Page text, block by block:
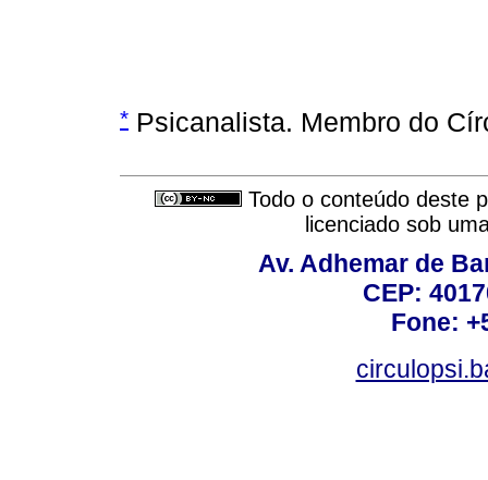
* Psicanalista. Membro do
Todo o conteúdo deste
licenciado sob
Av. Adhemar de
CEP:
Fone: